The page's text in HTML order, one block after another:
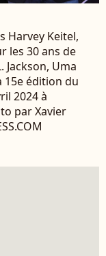
Harvey Keitel,
les 30 ans de
Jackson, Uma
15e édition du
2024 à
par Xavier